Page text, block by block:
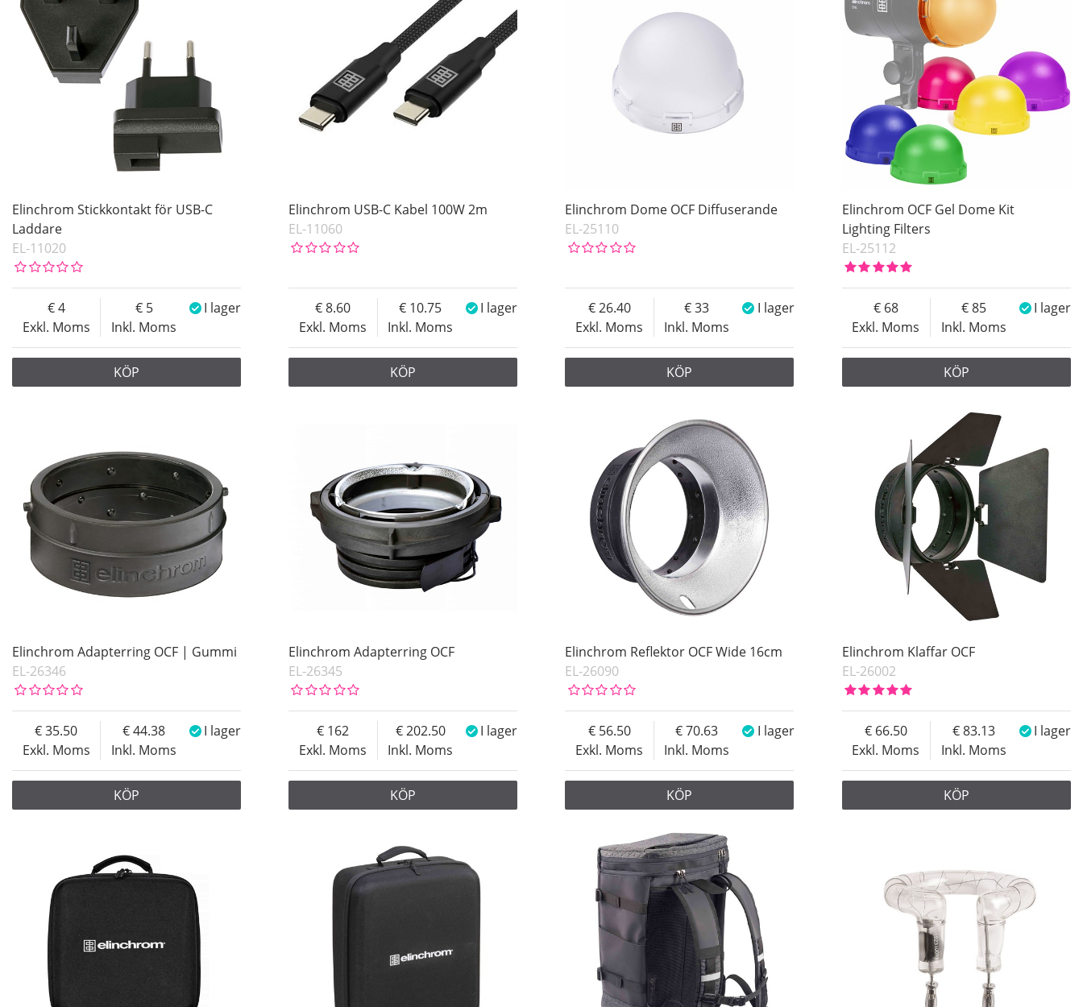
Elinchrom Stickkontakt för USB-C
Laddare
EL-11020
Exkl. Moms
4
Inkl. Moms
5 I lager
KÖP
Elinchrom USB-C Kabel 100W 2m
EL-11060
Exkl. Moms
8.60
Inkl. Moms
10.75 I lager
KÖP
Elinchrom Dome OCF Diffuserande
EL-25110
Exkl. Moms
26.40
Inkl. Moms
33 I lager
KÖP
Elinchrom OCF Gel Dome Kit
Lighting Filters
EL-25112
Exkl. Moms
68
Inkl. Moms
85 I lager
KÖP
Elinchrom Adapterring OCF | Gummi
EL-26346
Exkl. Moms
35.50
Inkl. Moms
44.38 I lager
KÖP
Elinchrom Adapterring OCF
EL-26345
Exkl. Moms
162
Inkl. Moms
202.50 I lager
KÖP
Elinchrom Reflektor OCF Wide 16cm
EL-26090
Exkl. Moms
56.50
Inkl. Moms
70.63 I lager
KÖP
Elinchrom Klaffar OCF
EL-26002
Exkl. Moms
66.50
Inkl. Moms
83.13 I lager
KÖP